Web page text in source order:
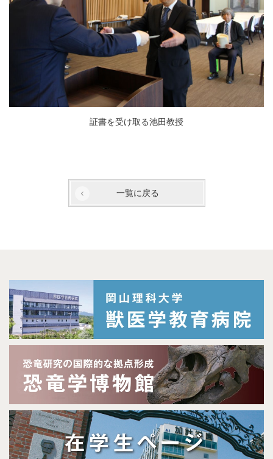
証書を受け取る池田教授
一覧に戻る